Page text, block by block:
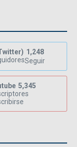
1,248
Seguir
5,345